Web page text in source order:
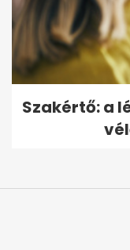
Szakértő: a